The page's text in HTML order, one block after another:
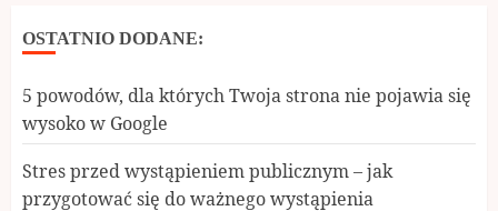
wpisach
OSTATNIO DODANE:
5 powodów, dla których Twoja strona nie pojawia się
wysoko w Google
Stres przed wystąpieniem publicznym – jak
przygotować się do ważnego wystąpienia